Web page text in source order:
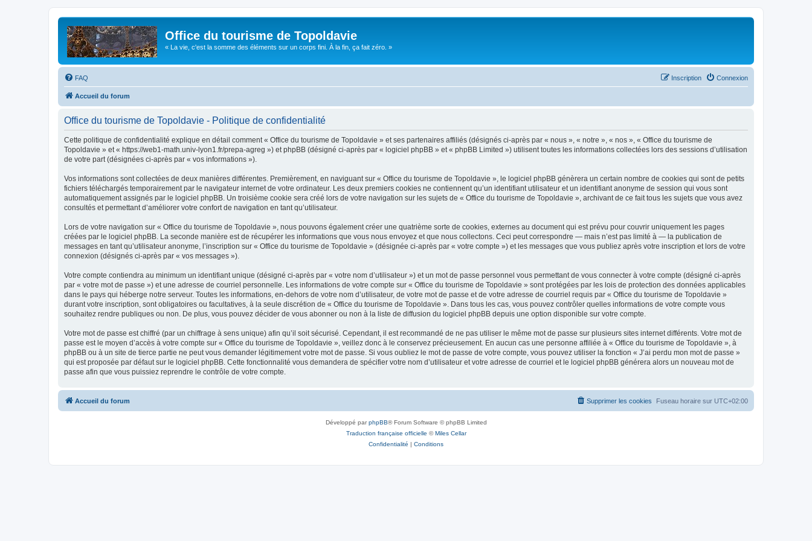
Office du tourisme de Topoldavie
« La vie, c'est la somme des éléments sur un corps fini. À la fin, ça fait zéro. »
FAQ Connexion
Inscription
Accueil du forum
Office du tourisme de Topoldavie - Politique de confidentialité
Cette politique de confidentialité explique en détail comment « Office du tourisme de Topoldavie » et ses partenaires affiliés (désignés ci-après par « nous », « notre », « nos », « Office du tourisme de
Topoldavie » et « https://web1-math.univ-lyon1.fr/prepa-agreg ») et phpBB (désigné ci-après par « logiciel phpBB » et « phpBB Limited ») utilisent toutes les informations collectées lors des sessions d’utilisation
de votre part (désignées ci-après par « vos informations »).
Vos informations sont collectées de deux manières différentes. Premièrement, en naviguant sur « Office du tourisme de Topoldavie », le logiciel phpBB génèrera un certain nombre de cookies qui sont de petits
fichiers téléchargés temporairement par le navigateur internet de votre ordinateur. Les deux premiers cookies ne contiennent qu’un identifiant utilisateur et un identifiant anonyme de session qui vous sont
automatiquement assignés par le logiciel phpBB. Un troisième cookie sera créé lors de votre navigation sur les sujets de « Office du tourisme de Topoldavie », archivant de ce fait tous les sujets que vous avez
consultés et permettant d’améliorer votre confort de navigation en tant qu’utilisateur.
Lors de votre navigation sur « Office du tourisme de Topoldavie », nous pouvons également créer une quatrième sorte de cookies, externes au document qui est prévu pour couvrir uniquement les pages
créées par le logiciel phpBB. La seconde manière est de récupérer les informations que vous nous envoyez et que nous collectons. Ceci peut correspondre — mais n’est pas limité à — la publication de
messages en tant qu’utilisateur anonyme, l’inscription sur « Office du tourisme de Topoldavie » (désignée ci-après par « votre compte ») et les messages que vous publiez après votre inscription et lors de votre
connexion (désignés ci-après par « vos messages »).
Votre compte contiendra au minimum un identifiant unique (désigné ci-après par « votre nom d’utilisateur ») et un mot de passe personnel vous permettant de vous connecter à votre compte (désigné ci-après
par « votre mot de passe ») et une adresse de courriel personnelle. Les informations de votre compte sur « Office du tourisme de Topoldavie » sont protégées par les lois de protection des données applicables
dans le pays qui héberge notre serveur. Toutes les informations, en-dehors de votre nom d’utilisateur, de votre mot de passe et de votre adresse de courriel requis par « Office du tourisme de Topoldavie »
durant votre inscription, sont obligatoires ou facultatives, à la seule discrétion de « Office du tourisme de Topoldavie ». Dans tous les cas, vous pouvez contrôler quelles informations de votre compte vous
souhaitez rendre publiques ou non. De plus, vous pouvez décider de vous abonner ou non à la liste de diffusion du logiciel phpBB depuis une option disponible sur votre compte.
Votre mot de passe est chiffré (par un chiffrage à sens unique) afin qu’il soit sécurisé. Cependant, il est recommandé de ne pas utiliser le même mot de passe sur plusieurs sites internet différents. Votre mot de
passe est le moyen d’accès à votre compte sur « Office du tourisme de Topoldavie », veillez donc à le conservez précieusement. En aucun cas une personne affiliée à « Office du tourisme de Topoldavie », à
phpBB ou à un site de tierce partie ne peut vous demander légitimement votre mot de passe. Si vous oubliez le mot de passe de votre compte, vous pouvez utiliser la fonction « J’ai perdu mon mot de passe »
qui est proposée par défaut sur le logiciel phpBB. Cette fonctionnalité vous demandera de spécifier votre nom d’utilisateur et votre adresse de courriel et le logiciel phpBB générera alors un nouveau mot de
passe afin que vous puissiez reprendre le contrôle de votre compte.
Accueil du forum Fuseau horaire sur UTC+02:00
Supprimer les cookies
Développé parphpBB® Forum Software © phpBB Limited
Traduction française officielle ©Miles Cellar
Confidentialité | Conditions